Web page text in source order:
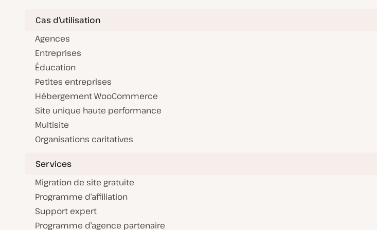
Cas d’utilisation
Agences
Entreprises
Éducation
Petites entreprises
Hébergement WooCommerce
Site unique haute performance
Multisite
Organisations caritatives
Services
Migration de site gratuite
Programme d’affiliation
Support expert
Programme d’agence partenaire